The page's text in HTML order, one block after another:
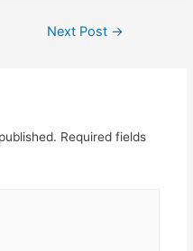
Next Post →
Required fields